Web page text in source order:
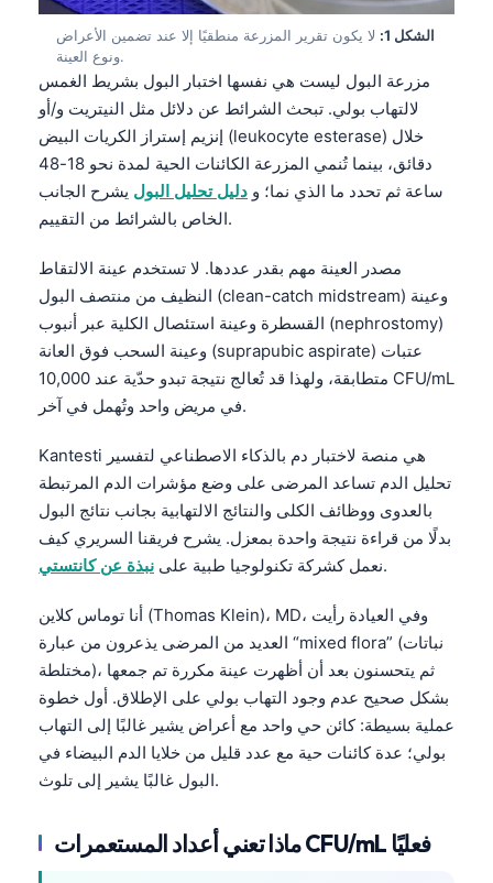
الشكل 1:
لا يكون تقرير المزرعة منطقيًا إلا عند تضمين الأعراض
ونوع العينة.
مزرعة البول ليست هي نفسها اختبار البول بشريط الغمس
لالتهاب بولي. تبحث الشرائط عن دلائل مثل النيتريت و/أو
إنزيم إستراز الكريات البيض (leukocyte esterase) خلال
دقائق، بينما تُنمي المزرعة الكائنات الحية لمدة نحو 18-48
ساعة ثم تحدد ما الذي نما؛ و دليل تحليل البول يشرح الجانب
الخاص بالشرائط من التقييم.
مصدر العينة مهم بقدر عددها. لا تستخدم عينة الالتقاط
النظيف من منتصف البول (clean-catch midstream) وعينة
القسطرة وعينة استئصال الكلية عبر أنبوب (nephrostomy)
وعينة السحب فوق العانة (suprapubic aspirate) عتبات
متطابقة، ولهذا قد تُعالج نتيجة تبدو حدّية عند 10,000 CFU/mL
في مريض واحد وتُهمل في آخر.
Kantesti هي منصة لاختبار دم بالذكاء الاصطناعي لتفسير
تحليل الدم تساعد المرضى على وضع مؤشرات الدم المرتبطة
بالعدوى ووظائف الكلى والنتائج الالتهابية بجانب نتائج البول
بدلًا من قراءة نتيجة واحدة بمعزل. يشرح فريقنا السريري كيف
نعمل كشركة تكنولوجيا طبية على نبذة عن كانتستي .
أنا توماس كلاين (Thomas Klein)، MD، وفي العيادة رأيت
العديد من المرضى يذعرون من عبارة “mixed flora” (نباتات
مختلطة)، ثم يتحسنون بعد أن أظهرت عينة مكررة تم جمعها
بشكل صحيح عدم وجود التهاب بولي على الإطلاق. أول خطوة
عملية بسيطة: كائن حي واحد مع أعراض يشير غالبًا إلى التهاب
بولي؛ عدة كائنات حية مع عدد قليل من خلايا الدم البيضاء في
البول غالبًا يشير إلى تلوث.
ماذا تعني أعداد المستعمرات CFU/mL فعليًا